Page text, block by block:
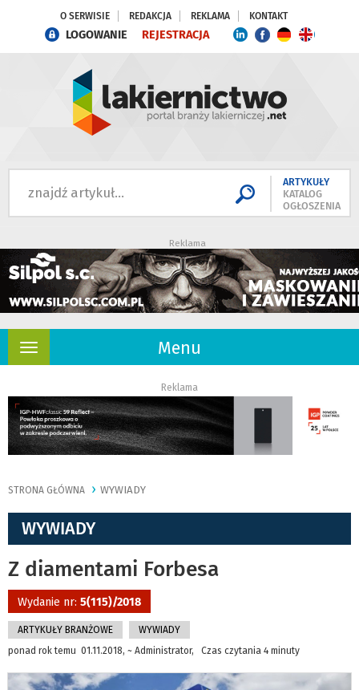
O SERWISIE REDAKCJA REKLAMA KONTAKT
LOGOWANIE REJESTRACJA
ARTYKUŁY
KATALOG
OGŁOSZENIA
Reklama
Menu
Rozwiń
Reklama
STRONA GŁÓWNA WYWIADY
WYWIADY
Z diamentami Forbesa
Wydanie nr: 5(115)/2018
ARTYKUŁY BRANŻOWE
WYWIADY
ponad rok temu 01.11.2018, ~ Administrator, Czas czytania 4 minuty